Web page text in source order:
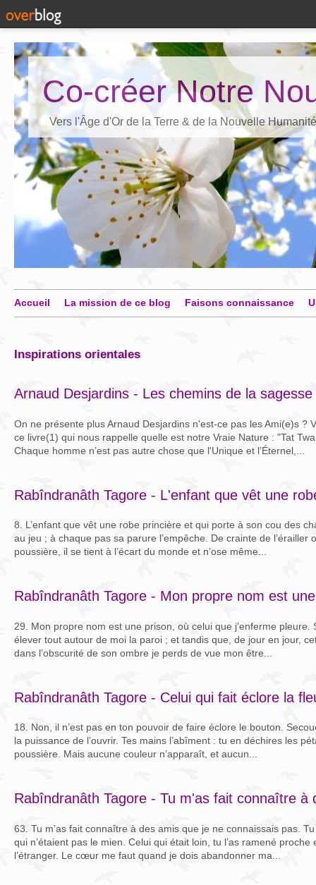
Co-créer Notre
Vers l'Âge d'Or de la Terre & de la Nouvelle Humanité
Accueil La mission de ce blog Faisons connaissance
inspirations orientales
Arnaud Desjardins - Les chemins de la sagesse
On ne présente plus Arnaud Desjardins n'est-ce pas les Ami(e)s ?
ce livre(1) qui nous rappelle quelle est notre Vraie Nature : "Tat
Chaque homme n’est pas autre chose que l'Unique et l’Éternel,...
Rabîndranâth Tagore - L'enfant que vêt une
8. L’enfant que vêt une robe princière et qui porte à son cou des
au jeu ; à chaque pas sa parure l’empêche. De crainte de l’érailler
poussière, il se tient à l’écart du monde et n’ose même...
Rabîndranâth Tagore - Mon propre nom est
29. Mon propre nom est une prison, où celui que j’enferme pleure.
élever tout autour de moi la paroi ; et tandis que, de jour en jour,
dans l’obscurité de son ombre je perds de vue mon être...
Rabîndranâth Tagore - Celui qui fait éclore la
18. Non, il n’est pas en ton pouvoir de faire éclore le bouton.
la puissance de l’ouvrir. Tes mains l’abîment : tu en déchires les
poussière. Mais aucune couleur n’apparaît, et aucun...
Rabîndranâth Tagore - Tu m'as fait connaître à
63. Tu m’as fait connaître à des amis que je ne connaissais pas.
qui n’étaient pas le mien. Celui qui était loin, tu l’as ramené
l’étranger. Le cœur me faut quand je dois abandonner ma...